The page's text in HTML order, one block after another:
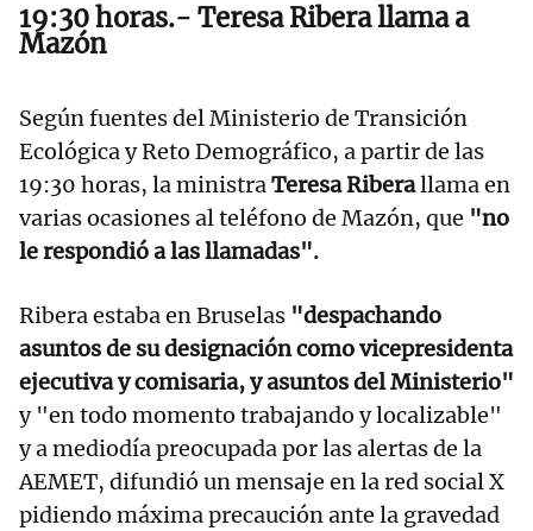
19:30 horas.- Teresa Ribera llama a
Mazón
Según fuentes del Ministerio de Transición
Ecológica y Reto Demográfico, a partir de las
19:30 horas, la ministraTeresa Riberallama en
varias ocasiones al teléfono de Mazón, que "no
le respondió a las llamadas".
Ribera estaba en Bruselas "despachando
asuntos de su designación como vicepresidenta
ejecutiva y comisaria, y asuntos del Ministerio"
y "en todo momento trabajando y localizable"
y a mediodía preocupada por las alertas de la
AEMET, difundió un mensaje en la red social X
pidiendo máxima precaución ante la gravedad